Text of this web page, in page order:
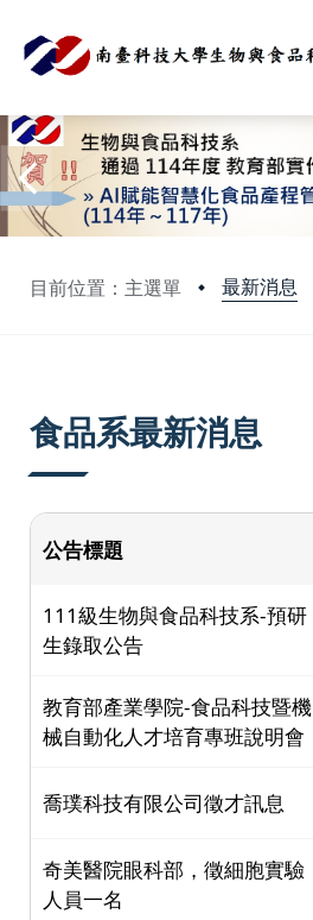
目前位置：主選單 最新消息
:::
食品系最新消息
公告標題
111級生物與食品科技系-預研
生錄取公告
教育部產業學院-食品科技暨機
械自動化人才培育專班說明會
喬璞科技有限公司徵才訊息
奇美醫院眼科部，徵細胞實驗
人員一名